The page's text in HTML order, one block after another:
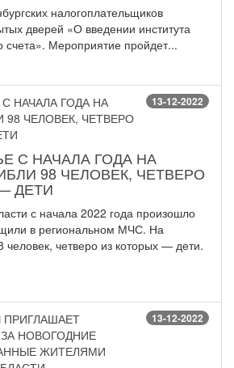
налогоплательщиков
дверей «О введении института
счета». Мероприятие пройдет...
13-12-2022
С НАЧАЛА ГОДА НА
98 ЧЕЛОВЕК, ЧЕТВЕРО
ДЕТИ
с начала 2022 года произошло
в региональном МЧС. На
человек, четверо из которых — дети.
13-12-2022